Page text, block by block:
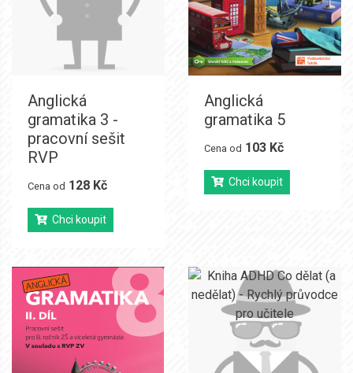
Anglická
gramatika 3 -
pracovní sešit
RVP
Cena od 128 Kč
Chci koupit
Anglická
gramatika 5
Cena od 103 Kč
Chci koupit